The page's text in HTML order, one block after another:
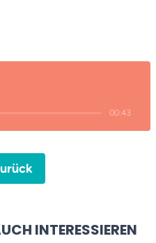
00:43
INTERESSIEREN